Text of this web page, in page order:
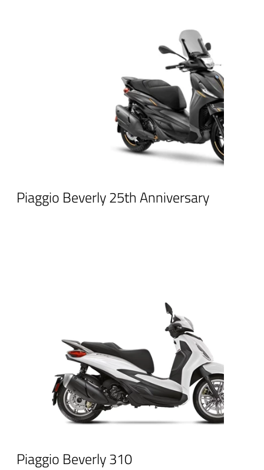
Piaggio Beverly 25th Anniversary
Piaggio Beverly 310